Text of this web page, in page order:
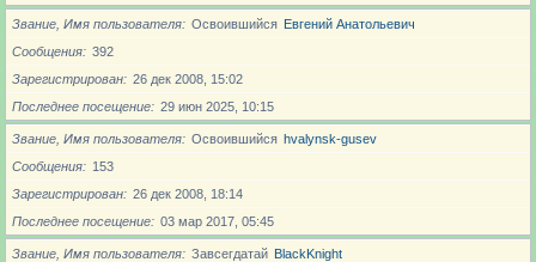
Звание, Имя пользователя Освоившийся Евгений Анатольевич
Сообщения
392
Зарегистрирован
26 дек 2008, 15:02
Последнее посещение
29 июн 2025, 10:15
Звание, Имя пользователя Освоившийся hvalynsk-gusev
Сообщения
153
Зарегистрирован
26 дек 2008, 18:14
Последнее посещение
03 мар 2017, 05:45
Звание, Имя пользователя Завсегдатай BlackKnight